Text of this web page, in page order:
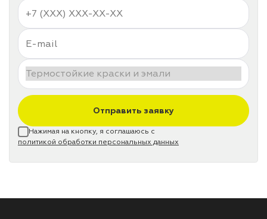
Отправить заявку
Нажимая на кнопку, я соглашаюсь с
политикой обработки персональных данных